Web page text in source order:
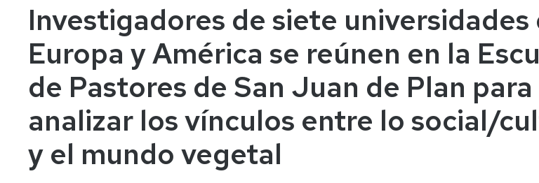
de
Gobierno
Dónde
estamos
Imágenes
Documentos
en
el
de
Lenguas
Cursos
Español
lengua
Extranjera
Universidad
Servicios
Secretaría
Vicerrectorado
Servicio
de
Orientación
y
Calidad
Estudios
postgrado
Formación
permanente
Medios
de
Turismo
patrimonio
En
el
Alto
Espacios
naturales
Investigadores de siete universidades
Europa y América se reúnen en la
de Pastores de San Juan de Plan para
analizar los vínculos entre lo social/
y el mundo vegetal